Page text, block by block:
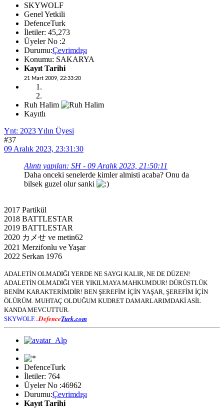
SKYWOLF
Genel Yetkili
DefenceTurk
İletiler: 45,273
Üyeler No :2
Durumu:Çevrimdışı
Konumu: SAKARYA
Kayıt Tarihi
21 Mart 2009, 22:33:20
Ruh Halim
Kayıtlı
Ynt: 2023 Yılın Üyesi
#37
09 Aralık 2023, 23:31:30
Alıntı yapılan: SH - 09 Aralık 2023, 21:50:11
Daha onceki senelerde kimler almisti acaba? Onu da
bilsek guzel olur sanki
2017 Partikül
2018 BATTLESTAR
2019 BATTLESTAR
2020 カメせ ve metin62
2021 Merzifonlu ve Yaşar
2022 Serkan 1976
ADALETİN OLMADIĞI YERDE NE SAYGI KALIR, NE DE DÜZEN!
ADALETİN OLMADIĞI YER YIKILMAYA MAHKUMDUR! DÜRÜSTLÜK
BENİM KARAKTERİMDİR! BEN ŞEREFİM İÇİN YAŞAR, ŞEREFİM İÇİN
ÖLÜRÜM. MUHTAÇ OLDUĞUM KUDRET DAMARLARIMDAKİ ASİL
KANDA MEVCUTTUR.
SKYWOLF... DefenceTurk.com
DefenceTurk
İletiler: 764
Üyeler No :46962
Durumu:Çevrimdışı
Kayıt Tarihi